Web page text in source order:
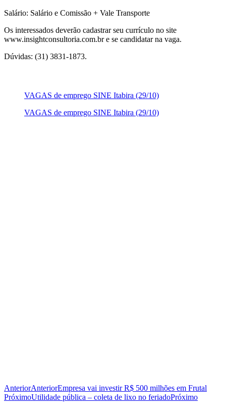
Salário: Salário e Comissão + Vale Transporte
Os interessados deverão cadastrar seu currículo no site
www.insightconsultoria.com.br e se candidatar na vaga.
Dúvidas: (31) 3831-1873.
VAGAS de emprego SINE Itabira (29/10)
VAGAS de emprego SINE Itabira (29/10)
AnteriorAnteriorEmpresa vai investir R$ 500 milhões em Frutal
PróximoUtilidade pública – coleta de lixo no feriadoPróximo